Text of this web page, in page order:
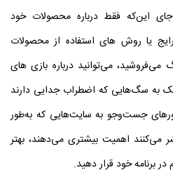
این‌که فقط درباره محصولات خود
یا روش‌ های استفاده از محصولات
می‌فروشید، می‌توانید درباره بازی‌ های
به سگ‌هایی که اضطراب جدایی دارند
جست‌وجو به سایت‌هایی که به‌طور
می‌کنند اهمیت بیشتری می‌دهند، بهتر
برنامه خود قرار دهید.